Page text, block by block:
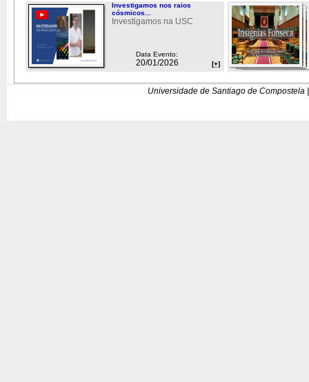
Investigamos nos raios
cósmicos...
Investigamos na USC
Data Evento:
20/01/2026 [+]
Universidade de Santiago de